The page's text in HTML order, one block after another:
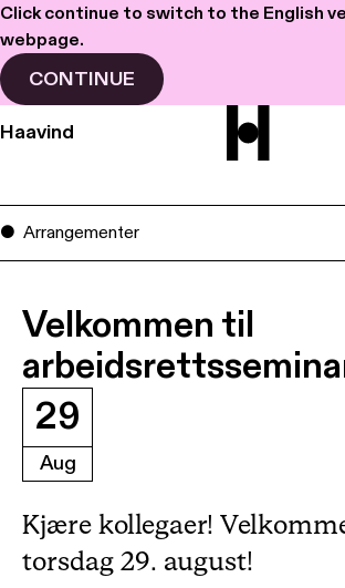
Click continue to switch to the English
webpage.
CONTINUE
Haavind
Arrangementer
Velkommen til
Kjære kollegaer!
torsdag 29. august!
29
Aug